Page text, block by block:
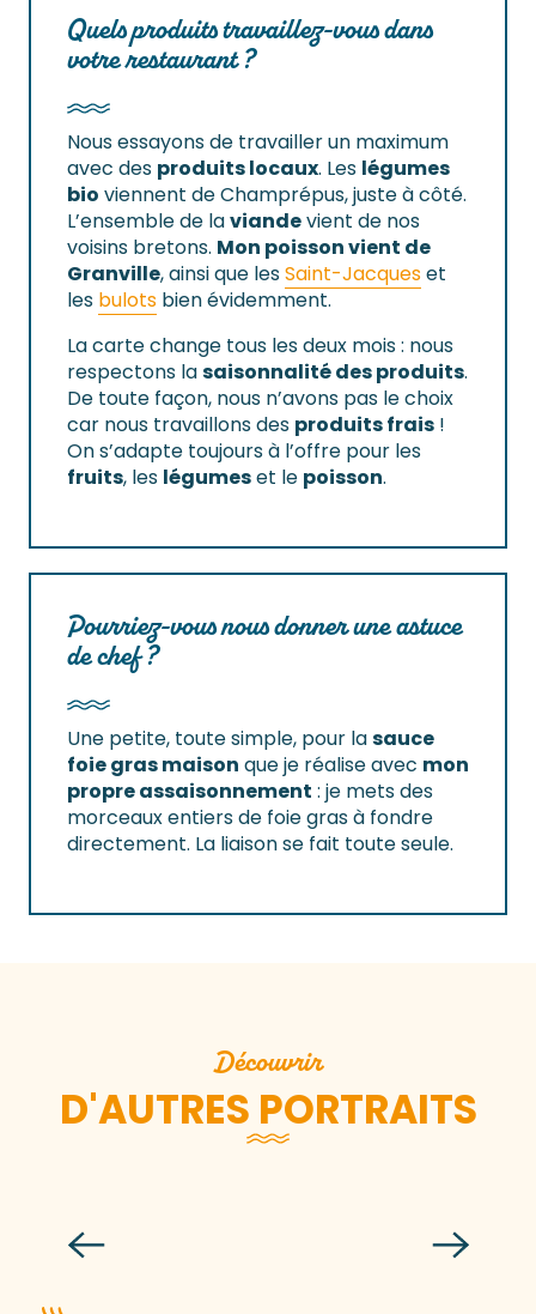
Quels produits travaillez-vous dans
votre restaurant ?
Nous essayons de travailler un maximum
avec des produits locaux. Les légumes
bio viennent de Champrépus, juste à côté.
L’ensemble de laviandevient de nos
voisins bretons. Mon poisson vient de
Granville, ainsi que lesSaint-Jacqueset
les bulots bien évidemment.
La carte change tous les deux mois : nous
respectons lasaisonnalité des produits.
De toute façon, nous n’avons pas le choix
car nous travaillons des produits frais !
On s’adapte toujours à l’offre pour les
fruits, les légumeset le poisson.
Pourriez-vous nous donner une astuce
de chef ?
Une petite, toute simple, pour lasauce
foie gras maison que je réalise avec mon
propre assaisonnement : je mets des
morceaux entiers de foie gras à fondre
directement. La liaison se fait toute seule.
Découvrir
D'AUTRES PORTRAITS